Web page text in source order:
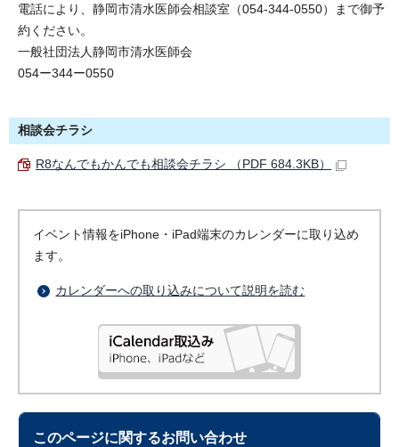
電話により、静岡市清水医師会相談室（054-344-0550）まで御予
約ください。
一般社団法人静岡市清水医師会
054ー344ー0550
相談会チラシ
R8なんでもかんでも相談会チラシ （PDF 684.3KB）
イベント情報をiPhone・iPad端末のカレンダーに取り込め
ます。
カレンダーへの取り込みについて説明を読む
このページに関するお問い合わせ